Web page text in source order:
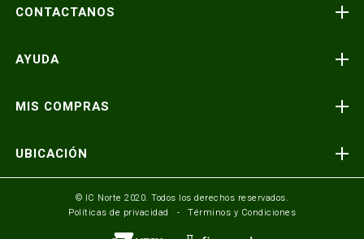
CONTACTANOS
Atención telefónica
Consultas y reclamos
Seguinos en:
AYUDA
Preguntas frecuentes
Términos y condiciones
Formulario de contacto
Mundo IC Norte
MIS COMPRAS
Envíos y entregas
UBICACIÓN
Av. Busch y 3er Anillo Santa Cruz, Bolivia
Av. America esq. Av. Pando Cochabamba, Bolivia
© IC Norte 2020. Todos los derechos reservados.
Políticas de privacidad
Términos y Condiciones